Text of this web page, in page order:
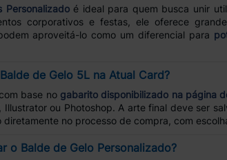
Personalizadoé ideal para quem busca unir
corporativos e festas, ele oferece
aproveitá-lo como um diferencial para
de Gelo 5L na Atual Card?
base no gabarito disponibilizado na página
Illustrator ou Photoshop. A arte final deve ser
no processo de compra, com
o Balde de Gelo Personalizado?